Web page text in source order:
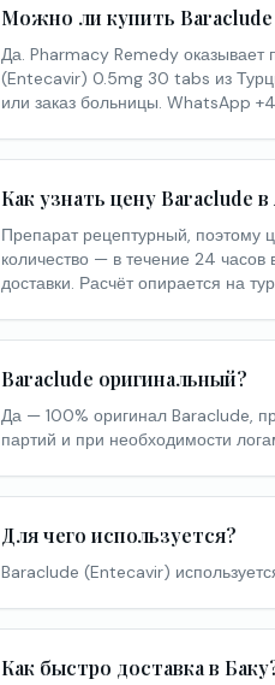
Можно ли купить Baraclude
Да. Pharmacy Remedy оказывает
(Entecavir) 0.5mg 30 tabs из
или заказ больницы. WhatsApp
Как узнать цену Baraclude
Препарат рецептурный, поэтому
количество — в течение 24
доставки. Расчёт опирается на
Baraclude оригинальный?
Да — 100% оригинал Baraclude,
партий и при необходимости
Для чего используется?
Baraclude (Entecavir)
Как быстро доставка в